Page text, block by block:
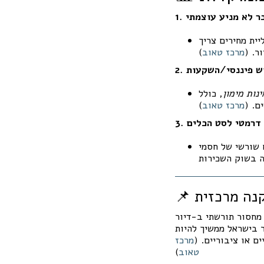
לא מניע עוצמתי
מחירים צריך
(מרכז טאוב)
פיננסי/השקעות
מימון, כולל
(מרכז טאוב)
דרמטי לסט הכלים
שורשי של חסמי
תורשתי ב-דיור
בישראל ממשיך להיות
או ציבוריים. (מרכז
טאוב)